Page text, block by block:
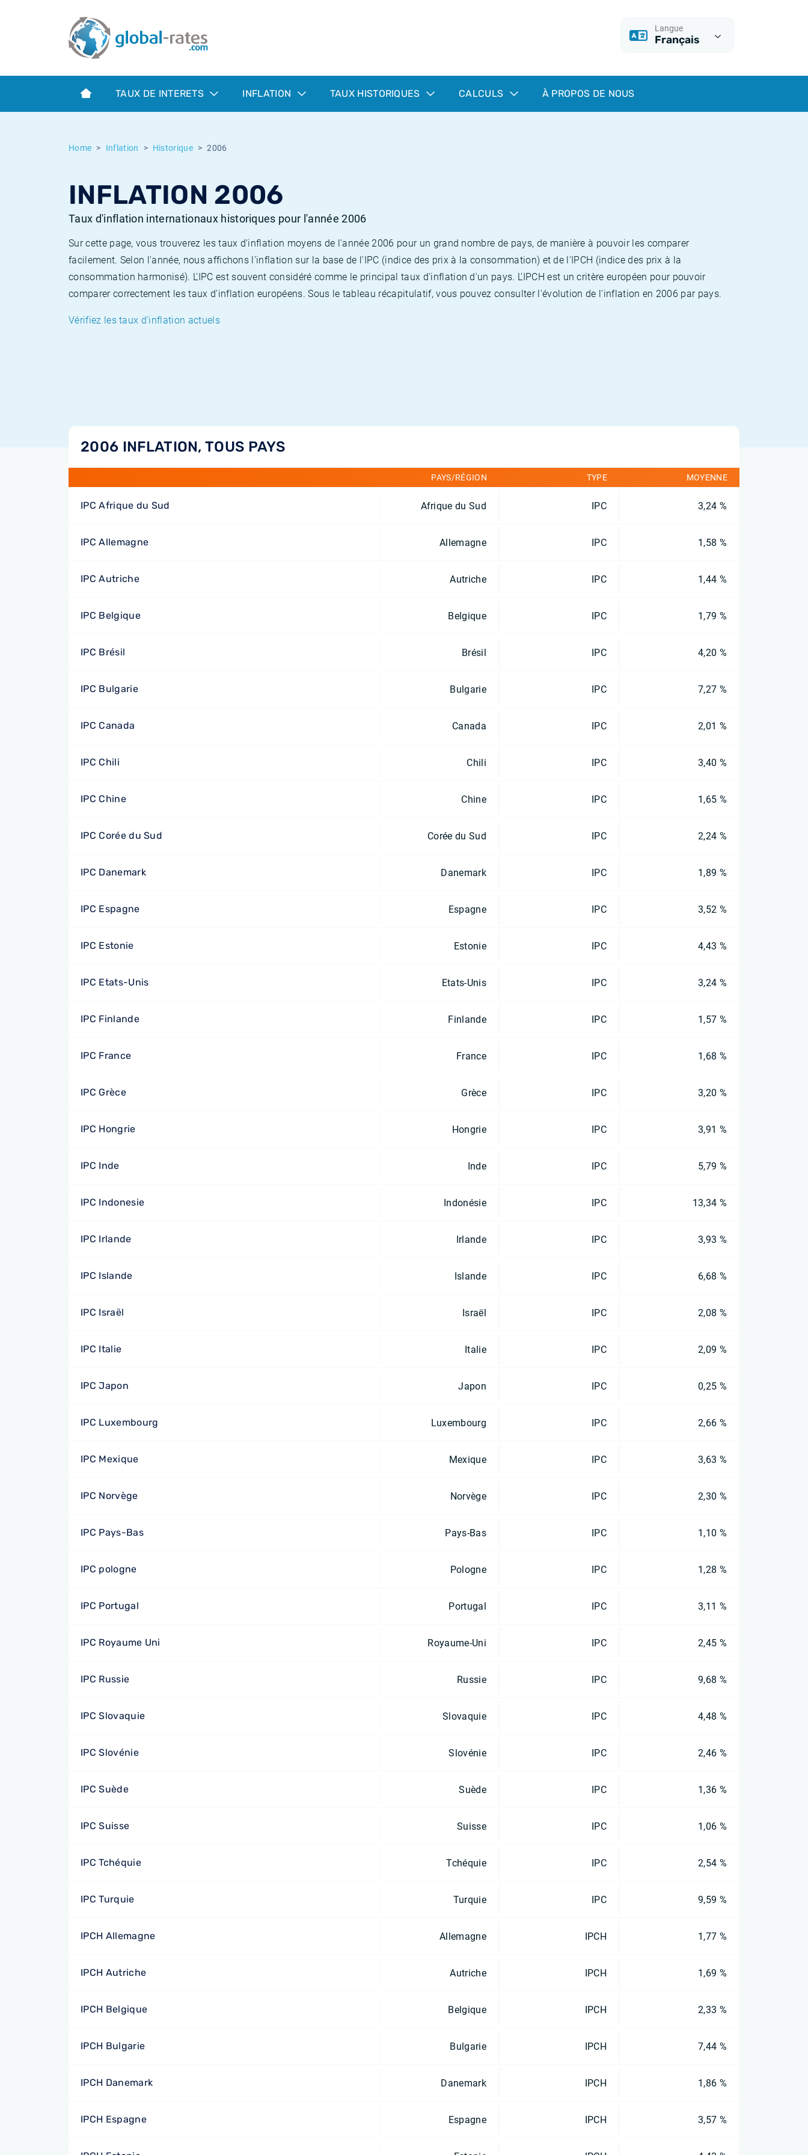
Langue
Français
TAUX DE INTERETS INFLATION TAUX HISTORIQUES CALCULS À PROPOS DE NOUS
Home Inflation Historique 2006
INFLATION 2006
Taux d'inflation internationaux historiques pour l'année 2006
Sur cette page, vous trouverez les taux d'inflation moyens de l'année 2006 pour un grand nombre de pays, de manière à pouvoir les comparer
facilement. Selon l'année, nous affichons l'inflation sur la base de l'IPC (indice des prix à la consommation) et de l'IPCH (indice des prix à la
consommation harmonisé). L'IPC est souvent considéré comme le principal taux d'inflation d'un pays. L'IPCH est un critère européen pour pouvoir
comparer correctement les taux d'inflation européens. Sous le tableau récapitulatif, vous pouvez consulter l'évolution de l'inflation en 2006 par pays.
Vérifiez les taux d'inflation actuels
2006 INFLATION, TOUS PAYS
PAYS/RÉGION TYPE MOYENNE
IPC Afrique du Sud Afrique du Sud IPC 3,24 %
IPC Allemagne Allemagne IPC 1,58 %
IPC Autriche Autriche IPC 1,44 %
IPC Belgique Belgique IPC 1,79 %
IPC Brésil Brésil IPC 4,20 %
IPC Bulgarie Bulgarie IPC 7,27 %
IPC Canada Canada IPC 2,01 %
IPC Chili Chili IPC 3,40 %
IPC Chine Chine IPC 1,65 %
IPC Corée du Sud Corée du Sud IPC 2,24 %
IPC Danemark Danemark IPC 1,89 %
IPC Espagne Espagne IPC 3,52 %
IPC Estonie Estonie IPC 4,43 %
IPC Etats-Unis Etats-Unis IPC 3,24 %
IPC Finlande Finlande IPC 1,57 %
IPC France France IPC 1,68 %
IPC Grèce Grèce IPC 3,20 %
IPC Hongrie Hongrie IPC 3,91 %
IPC Inde Inde IPC 5,79 %
IPC Indonesie Indonésie IPC 13,34 %
IPC Irlande Irlande IPC 3,93 %
IPC Islande Islande IPC 6,68 %
IPC Israël Israël IPC 2,08 %
IPC Italie Italie IPC 2,09 %
IPC Japon Japon IPC 0,25 %
IPC Luxembourg Luxembourg IPC 2,66 %
IPC Mexique Mexique IPC 3,63 %
IPC Norvège Norvège IPC 2,30 %
IPC Pays-Bas Pays-Bas IPC 1,10 %
IPC pologne Pologne IPC 1,28 %
IPC Portugal Portugal IPC 3,11 %
IPC Royaume Uni Royaume-Uni IPC 2,45 %
IPC Russie Russie IPC 9,68 %
IPC Slovaquie Slovaquie IPC 4,48 %
IPC Slovénie Slovénie IPC 2,46 %
IPC Suède Suède IPC 1,36 %
IPC Suisse Suisse IPC 1,06 %
IPC Tchéquie Tchéquie IPC 2,54 %
IPC Turquie Turquie IPC 9,59 %
IPCH Allemagne Allemagne IPCH 1,77 %
IPCH Autriche Autriche IPCH 1,69 %
IPCH Belgique Belgique IPCH 2,33 %
IPCH Bulgarie Bulgarie IPCH 7,44 %
IPCH Danemark Danemark IPCH 1,86 %
IPCH Espagne Espagne IPCH 3,57 %
Term SOFR
Qu'est-ce que l'inflation IPC?
Qu'est-ce que l'inflation IPCH?
Taux Euribor historiques
Taux ESTER historiques
Taux d'inflation historiques
Calculateur d’inflation